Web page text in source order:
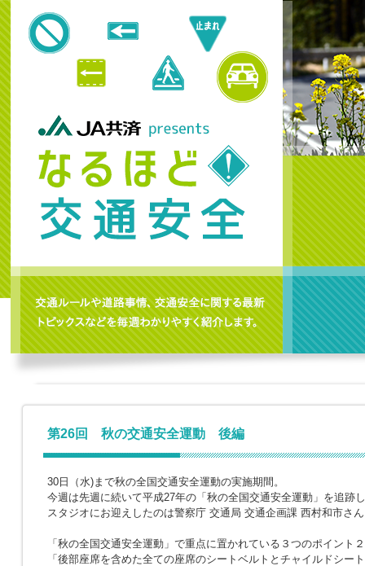
第26回 秋の交通安全運動 後編
30日（水)まで秋の全国交通安全運動の実施期間。
今週は先週に続いて平成27年の「秋の全国交通安全運動」を追跡
スタジオにお迎えしたのは警察庁 交通局 交通企画課 西村和市さ
「秋の全国交通安全運動」で重点に置かれている３つのポイント
「後部座席を含めた全ての座席のシートベルトとチャイルドシー